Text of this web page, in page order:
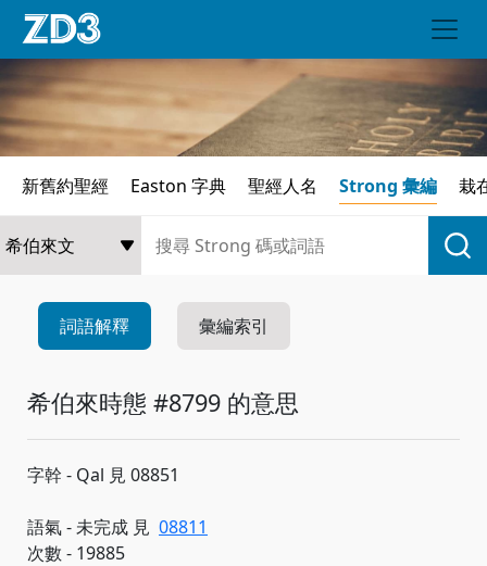
新舊約聖經 Easton 字典 聖經人名 Strong 彙編 栽
詞語解釋 彙編索引
希伯來時態 #8799 的意思
字幹 - Qal 見 08851
語氣 - 未完成 見 08811
次數 - 19885